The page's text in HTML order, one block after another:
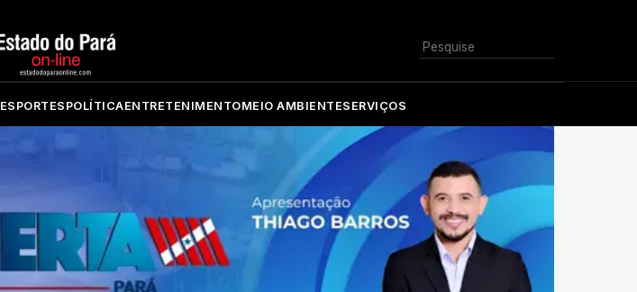
Buscar
ESPORTES POLÍTICAENTRETENIMENTOMEIO AMBIENTESERVIÇOS